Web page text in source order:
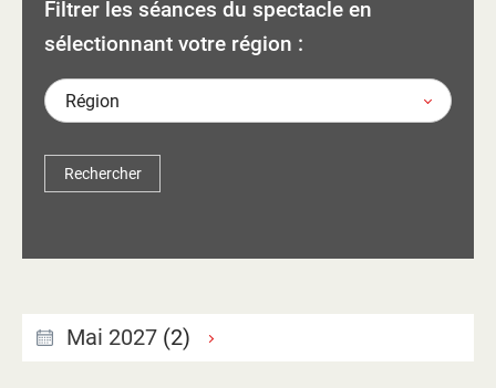
d'information
Ressources des spectacles
Livrets pédagogiques
Ressources adhérents
Présentation
Actualités
Réalisations
Filtrer les séances du spectacle en
sélectionnant votre région :
Région
Mai 2027 (2)